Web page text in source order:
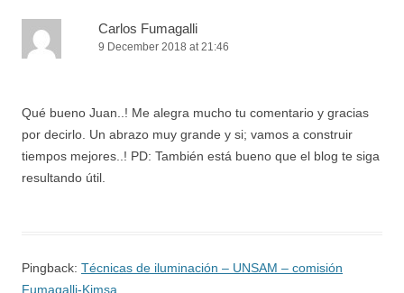
Carlos Fumagalli
9 December 2018 at 21:46
Qué bueno Juan..! Me alegra mucho tu comentario y gracias
por decirlo. Un abrazo muy grande y si; vamos a construir
tiempos mejores..! PD: También está bueno que el blog te siga
resultando útil.
Pingback: Técnicas de iluminación – UNSAM – comisión
Fumagalli-Kimsa